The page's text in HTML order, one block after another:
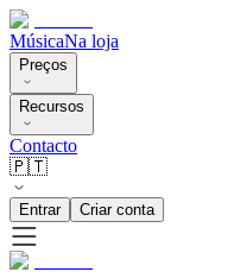
MúsicaNa loja
Preços
Recursos
Contacto
🇵🇹
Entrar Criar conta